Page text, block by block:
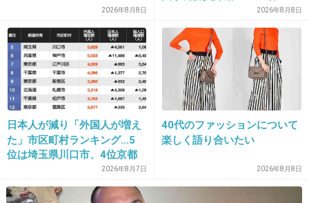
「ツアー頑張ります！」
じゃないか？
+145 -3
13. 匿名2013/04/26(金) 03:47:52
一発屋一発屋って言われてるけど、順調に仕事
してるよね
2026年8月8日 2026年8月8日
日本人が減り「外国人が増え
た」市区町村ランキング…5
位は埼玉県川口市、4位京都
市、ではトップ3は？2026年8月7日
40代のファッションについて
楽しく語り合いたい
2026年8月8日